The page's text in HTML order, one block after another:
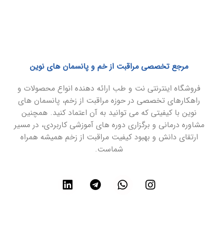
مرجع تخصصی مراقبت از خم و پانسمان های نوین
فروشگاه اینترنتی نت و طب ارائه دهنده انواع محصولات و
راهکارهای تخصصی در حوزه مراقبت از زخم، پانسمان های
نوین با کیفیتی که می توانید به آن اعتماد کنید. همچنین
مشاوره درمانی و برگزاری دوره های آموزشی کاربردی، در مسیر
ارتقای دانش و بهبود کیفیت مراقبت از زخم همیشه همراه
شماست.